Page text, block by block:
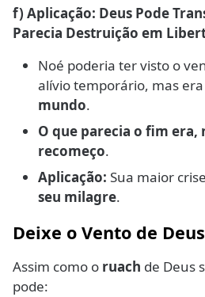
f) Aplicação: Deus Pode
Parecia Destruição em
Noé poderia ter visto o
alívio temporário, mas era
mundo.
O que parecia o fim era,
recomeço.
Aplicação: Sua maior
seu milagre.
Deixe o Vento de
Assim como o ruach de Deus
pode: